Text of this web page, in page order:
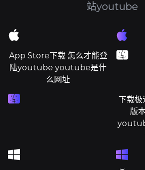
站youtube
App Store下载 怎么才能登
陆youtube youtube是什
么网址
下载极
版